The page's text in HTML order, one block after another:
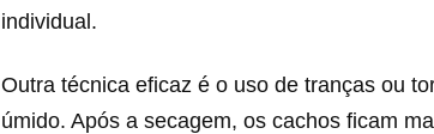
individual.
Outra técnica eficaz é o uso de tranças ou
úmido. Após a secagem, os cachos ficam